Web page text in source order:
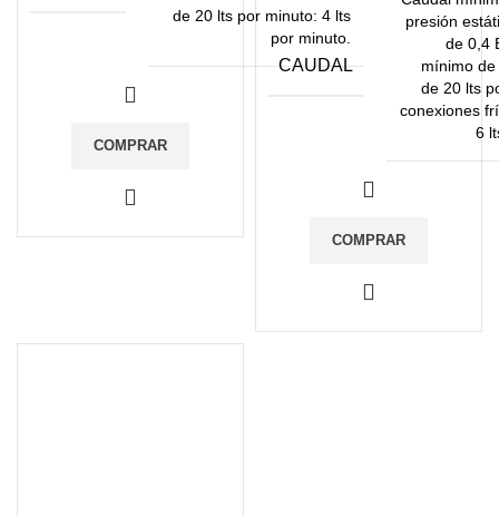
de 20 lts por minuto: 4 lts
por minuto.
COMPRAR
CAUDAL
presión
de 0,4
mínimo
de 20 lts
conexiones
6
COMPRAR